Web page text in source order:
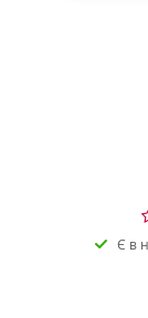
Є в